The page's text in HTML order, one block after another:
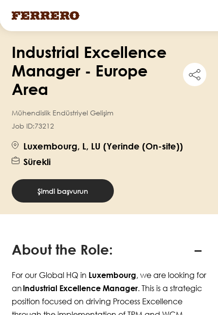
içeriğeIndustrial Excellence
Manager - Europe
Area
this
Mühendislik Endüstriyel Gelişim
Job ID:73212
Luxembourg, L, LU (Yerinde (On-site))
Sürekli
Şimdi başvurun
About the Role:
For our Global HQ in Luxembourg, we are looking for
an Industrial Excellence Manager. This is a strategic
position focused on driving Process Excellence